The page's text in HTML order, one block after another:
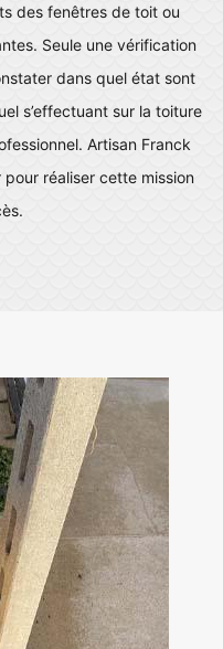
des fenêtres de toit ou
Seule une vérification
dans quel état sont
s’effectuant sur la toiture
Artisan Franck
pour réaliser cette mission